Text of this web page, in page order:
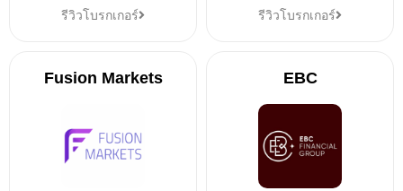
รีวิวโบรกเกอร์ รีวิวโบรกเกอร์
Fusion Markets EBC